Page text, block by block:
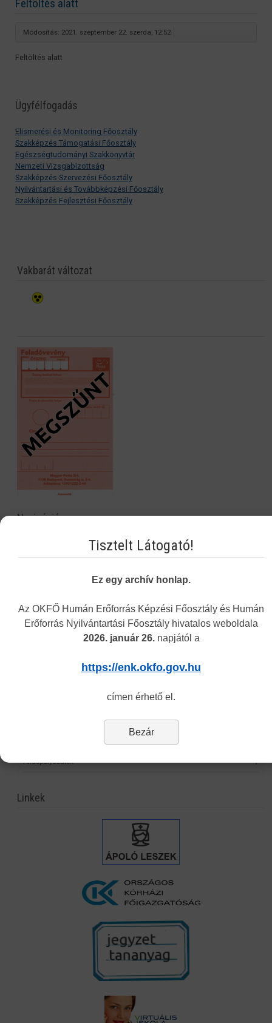
Feltöltés alatt
Módosítás: 2021. szeptember 22. szerda, 12:52
Feltöltés alatt
Ügyfélfogadás
Elismerési és Monitoring Főosztály
Szakképzés Támogatási Főosztály
Egészségtudományi Szakkönyvtár
Nemzeti Vizsgabizottság
Szakképzés Szervezési Főosztály
Nyilvántartási és Továbbképzési Főosztály
Szakképzés Fejlesztési Főosztály
Vakbarát változat
Navigáció
Képzési Központ hírei
Elektronikus nyilvántartási formanyomtatvány
Hagyományos kínai gyógyászati engedély nyilvántartása
Álláspályázatok
Linkek
Tisztelt Látogató!
Ez egy archív honlap.
Az OKFŐ Humán Erőforrás Képzési Főosztály és Humán
Erőforrás Nyilvántartási Főosztály hivatalos weboldala
2026. január 26.napjától a
https://enk.okfo.gov.hu
címen érhető el.
Bezár